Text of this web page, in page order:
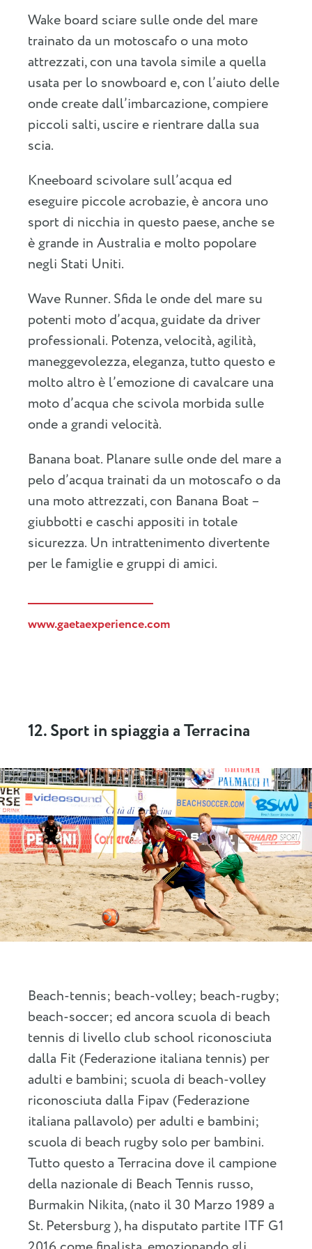
Wake board sciare sulle onde del mare
trainato da un motoscafo o una moto
attrezzati, con una tavola simile a quella
usata per lo snowboard e, con l’aiuto delle
onde create dall’imbarcazione, compiere
piccoli salti, uscire e rientrare dalla sua
scia.
Kneeboard scivolare sull’acqua ed
eseguire piccole acrobazie, è ancora uno
sport di nicchia in questo paese, anche se
è grande in Australia e molto popolare
negli Stati Uniti.
Wave Runner. Sfida le onde del mare su
potenti moto d’acqua, guidate da driver
professionali. Potenza, velocità, agilità,
maneggevolezza, eleganza, tutto questo e
molto altro è l’emozione di cavalcare una
moto d’acqua che scivola morbida sulle
onde a grandi velocità.
Banana boat. Planare sulle onde del mare a
pelo d’acqua trainati da un motoscafo o da
una moto attrezzati, con Banana Boat –
giubbotti e caschi appositi in totale
sicurezza. Un intrattenimento divertente
per le famiglie e gruppi di amici.
www.gaetaexperience.com
12. Sport in spiaggia a Terracina
Beach-tennis; beach-volley; beach-rugby;
beach-soccer; ed ancora scuola di beach
tennis di livello club school riconosciuta
dalla Fit (Federazione italiana tennis) per
adulti e bambini; scuola di beach-volley
riconosciuta dalla Fipav (Federazione
italiana pallavolo) per adulti e bambini;
scuola di beach rugby solo per bambini.
Tutto questo a Terracina dove il campione
della nazionale di Beach Tennis russo,
Burmakin Nikita, (nato il 30 Marzo 1989 a
St. Petersburg ), ha disputato partite ITF G1